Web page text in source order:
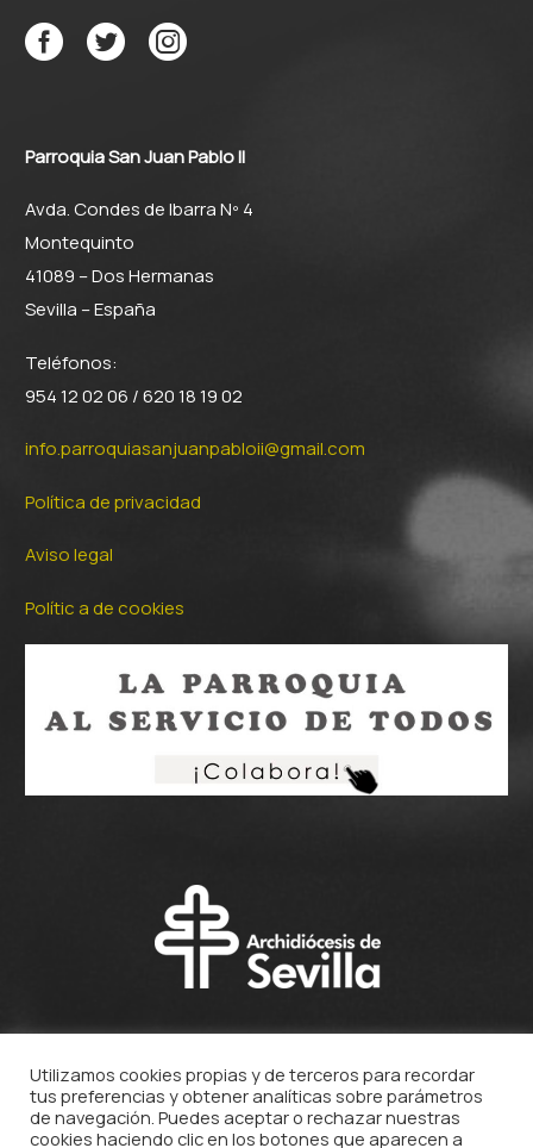
Parroquia San Juan Pablo II
Avda. Condes de Ibarra Nº 4
Montequinto
41089 – Dos Hermanas
Sevilla – España
Teléfonos:
954 12 02 06 / 620 18 19 02
info.parroquiasanjuanpabloii@gmail.com
Política de privacidad
Aviso legal
Polític a de cookies
Utilizamos cookies propias y de terceros para recordar
tus preferencias y obtener analíticas sobre parámetros
de navegación. Puedes aceptar o rechazar nuestras
cookies haciendo clic en los botones que aparecen a